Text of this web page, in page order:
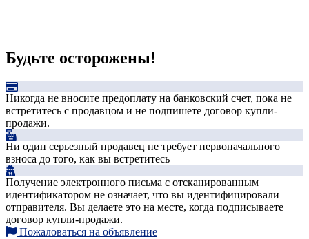
Будьте осторожены!
Никогда не вносите предоплату на банковский счет, пока не
встретитесь с продавцом и не подпишете договор купли-
продажи.
Ни один серьезный продавец не требует первоначального
взноса до того, как вы встретитесь
Получение электронного письма с отсканированным
идентификатором не означает, что вы идентифицировали
отправителя. Вы делаете это на месте, когда подписываете
договор купли-продажи.
Пожаловаться на объявление